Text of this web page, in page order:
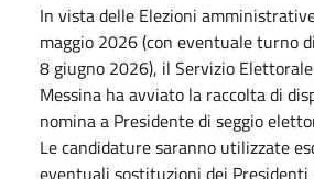
In vista delle Elezioni
maggio 2026 (con eventuale turno
8 giugno 2026), il Servizio
Messina ha avviato la raccolta di
nomina a Presidente di seggio
Le candidature saranno utilizzate
eventuali sostituzioni dei